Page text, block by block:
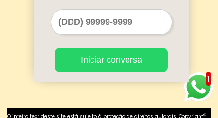
Contato
Mapa do site
O inteiro teor deste site está sujeito à proteção de direitos autorais. Copyright©
1
Iniciar conversa